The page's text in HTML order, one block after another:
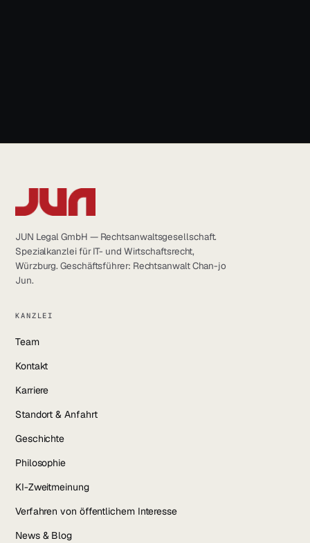
JUN Legal GmbH — Rechtsanwaltsgesellschaft.
Spezialkanzlei für IT- und Wirtschaftsrecht,
Würzburg. Geschäftsführer: Rechtsanwalt Chan-jo
Jun.
KANZLEI
Team
Kontakt
Karriere
Standort & Anfahrt
Geschichte
Philosophie
KI-Zweitmeinung
Verfahren von öffentlichem Interesse
News & Blog